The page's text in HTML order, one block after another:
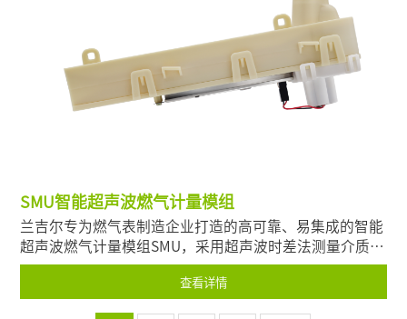
SMU智能超声波燃气计量模组
‌兰吉尔专为燃气表制造企业打造的高可靠、易集成的智能
超声波燃气计量模组SMU，采用超声波时差法测量介质流
速，适用于天然气、空气的流量计量，是将超声波燃气计
量、阀控系统、温压补偿三大核心功能集成于一体的整体
计量方案。
查看详情